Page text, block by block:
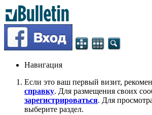
Навигация
Если это ваш первый визит,
справку. Для размещения своих
зарегистрироваться. Для
выберите раздел.